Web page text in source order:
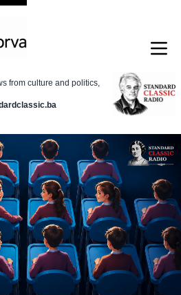
from culture and politics,